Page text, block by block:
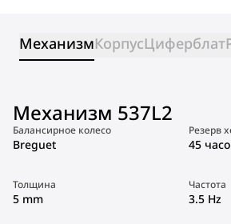
МеханизмКорпусЦиферблат
Механизм 537L2
Балансирное колесо
Breguet
Резерв
45
Толщина
5 mm
Частота
3.5 Hz